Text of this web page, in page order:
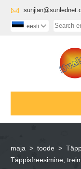

eesti 
maja > toode >
Täppisfreesimine,